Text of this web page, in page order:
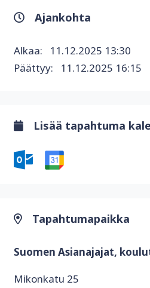
Ajankohta
Alkaa: 11.12.2025 13:30
Päättyy: 11.12.2025 16:15
Lisää tapahtuma
Tapahtumapaikka
Suomen Asianajajat,
Mikonkatu 25